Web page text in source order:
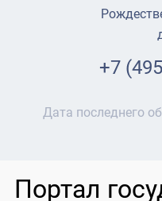
+7
Дата последнего
Портал